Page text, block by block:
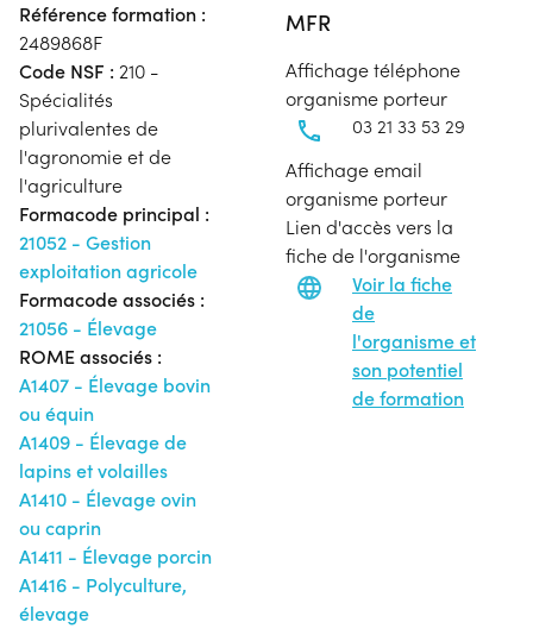
Référence formation :
2489868F
Code NSF : 210 -
Spécialités
plurivalentes de
l'agronomie et de
l'agriculture
Formacode principal :
21052 - Gestion
exploitation agricole
Formacode associés :
21056 - Élevage
ROME associés :
A1407 - Élevage bovin
ou équin
A1409 - Élevage de
lapins et volailles
A1410 - Élevage ovin
ou caprin
A1411 - Élevage porcin
A1416 - Polyculture,
élevage
MFR
Affichage téléphone
organisme porteur
03 21 33 53 29
Affichage email
organisme porteur
Lien d'accès vers la
fiche de l'organisme
Voir la fiche
de
l'organisme et
son potentiel
de formation